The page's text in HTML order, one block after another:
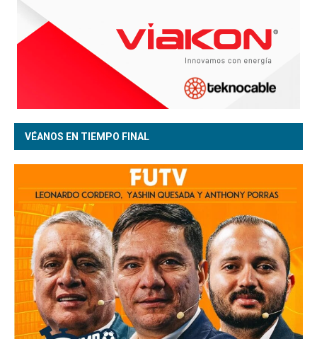
VÉANOS EN TIEMPO FINAL